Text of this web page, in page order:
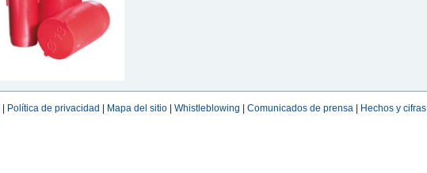
Política de privacidad Mapa del sitio Whistleblowing Comunicados de prensa Hechos y cifras